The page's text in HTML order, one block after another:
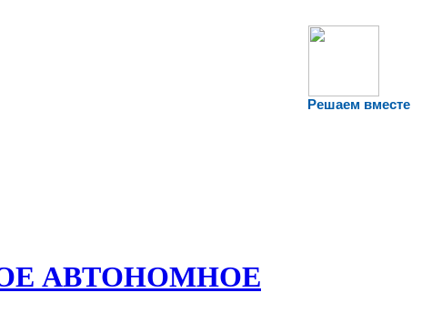
Решаем вместе
АВТОНОМНОЕ